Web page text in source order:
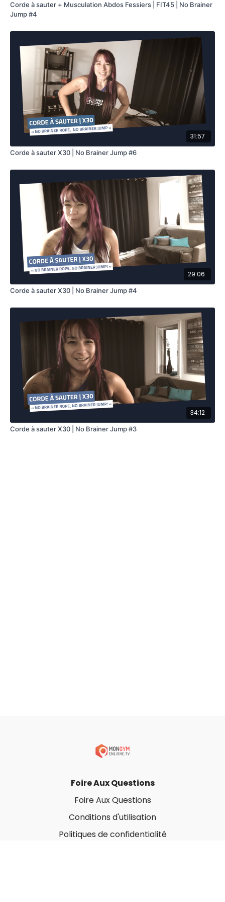
Corde à sauter + Musculation Abdos Fessiers | FIT45 | No Brainer
Jump #4
31:57
Corde à sauter X30 | No Brainer Jump #6
29:06
Corde à sauter X30 | No Brainer Jump #4
34:12
Corde à sauter X30 | No Brainer Jump #3
Foire Aux Questions
Foire Aux Questions
Conditions d'utilisation
Politiques de confidentialité